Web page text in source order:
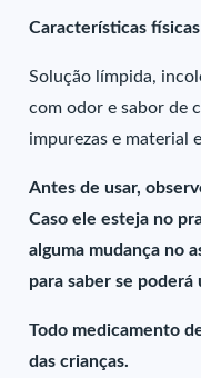
Características
Solução límpida,
com odor e sabor de
impurezas e material
Antes de usar,
Caso ele esteja no
alguma mudança no
para saber se poderá
Todo medicamento
das crianças.